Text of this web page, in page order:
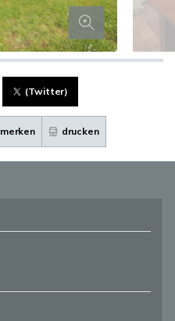
(Twitter)
merken drucken